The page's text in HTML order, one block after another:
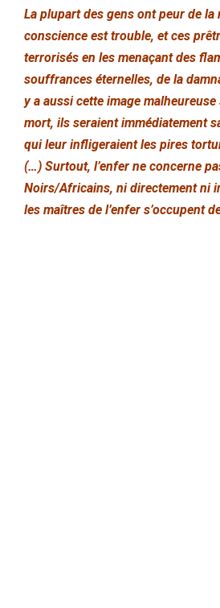
La plupart des gens ont peur de la
conscience est trouble, et ces
terrorisés en les menaçant des
souffrances éternelles, de la
y a aussi cette image
mort, ils seraient immédiatement
qui leur infligeraient les pires
(…) Surtout, l’enfer ne concerne
Noirs/Africains, ni directement ni
les maîtres de l’enfer s’occupent